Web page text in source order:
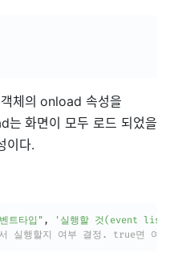
체의 onload 속성을
화면이 모두 로드 되었을
이다.
트타입" ,
'실행할 것(event
실행할지 여부 결정. true면 여러